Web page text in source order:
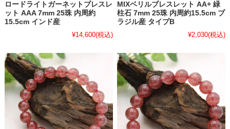
ロードライトガーネットブレスレ
ット AAA 7mm 25珠 内周約
15.5cm インド産
¥14,600(税込)
MIXベリルブレスレット AA+ 緑
柱石 7mm 25珠 内周約15.5cm ブ
ラジル産 タイプB
¥2,030(税込)